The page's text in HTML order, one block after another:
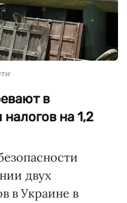
в
на 1,2
двух
в Украине в